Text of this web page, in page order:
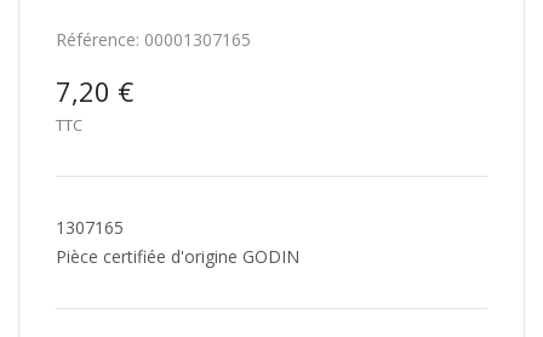
Référence: 00001307165
7,20 €
TTC
1307165
Pièce certifiée d'origine GODIN